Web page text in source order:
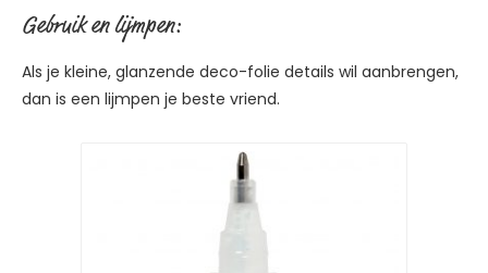
Gebruik en lijmpen:
Als je kleine, glanzende deco-folie details wil aanbrengen,
dan is een lijmpen je beste vriend.